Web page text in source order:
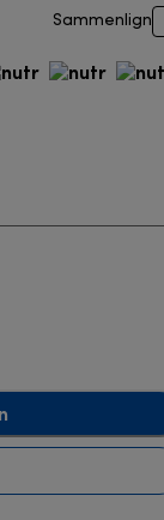
Sammenlign